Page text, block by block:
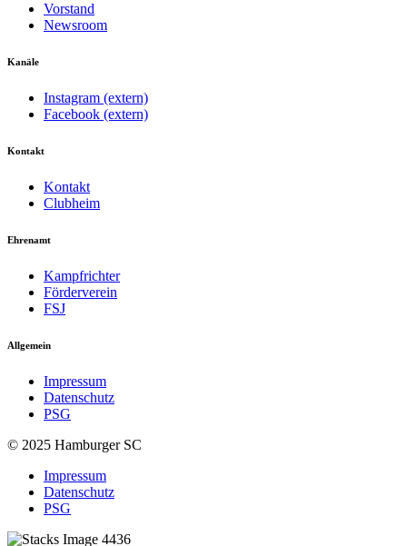
Vorstand
Newsroom
Kanäle
Instagram (extern)
Facebook (extern)
Kontakt
Kontakt
Clubheim
Ehrenamt
Kampfrichter
Förderverein
FSJ
Allgemein
Impressum
Datenschutz
PSG
© 2025 Hamburger SC
Impressum
Datenschutz
PSG